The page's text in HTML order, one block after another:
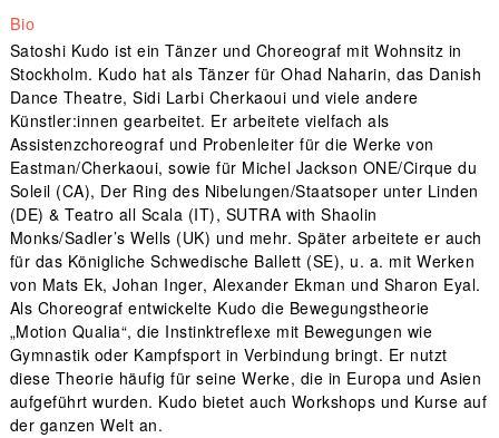
Bio
Satoshi Kudo ist ein Tänzer und Choreograf mit Wohnsitz in
Stockholm. Kudo hat als Tänzer für Ohad Naharin, das Danish
Dance Theatre, Sidi Larbi Cherkaoui und viele andere
Künstler:innen gearbeitet. Er arbeitete vielfach als
Assistenzchoreograf und Probenleiter für die Werke von
Eastman/Cherkaoui, sowie für Michel Jackson ONE/Cirque du
Soleil (CA), Der Ring des Nibelungen/Staatsoper unter Linden
(DE) & Teatro all Scala (IT), SUTRA with Shaolin
Monks/Sadler’s Wells (UK) und mehr. Später arbeitete er auch
für das Königliche Schwedische Ballett (SE), u. a. mit Werken
von Mats Ek, Johan Inger, Alexander Ekman und Sharon Eyal.
Als Choreograf entwickelte Kudo die Bewegungstheorie
„Motion Qualia“, die Instinktreflexe mit Bewegungen wie
Gymnastik oder Kampfsport in Verbindung bringt. Er nutzt
diese Theorie häufig für seine Werke, die in Europa und Asien
aufgeführt wurden. Kudo bietet auch Workshops und Kurse auf
der ganzen Welt an.